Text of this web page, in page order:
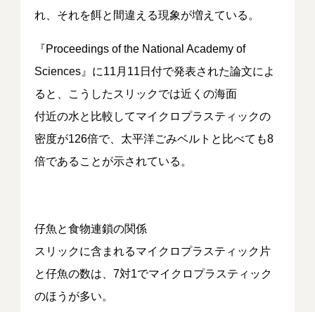
れ、それを餌と間違える現象が増えている。
『Proceedings of the National Academy of
Sciences』に11月11日付で発表された論文によ
ると、こうしたスリックでは近くの海面
付近の水と比較してマイクロプラスティックの
密度が126倍で、太平洋ごみベルトと比べても8
倍であることが示されている。
仔魚と食物連鎖の関係
スリックに含まれるマイクロプラスティック片
と仔魚の数は、7対1でマイクロプラスティック
のほうが多い。